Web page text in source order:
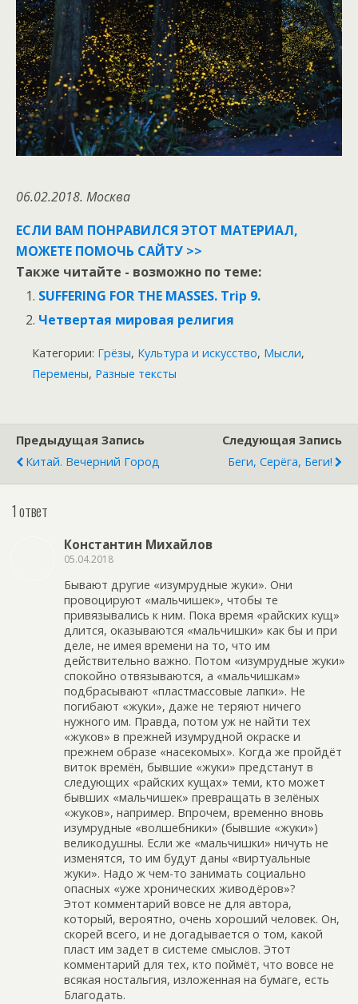
06.02.2018. Москва
ЕСЛИ ВАМ ПОНРАВИЛСЯ ЭТОТ МАТЕРИАЛ,
МОЖЕТЕ ПОМОЧЬ САЙТУ >>
Также читайте - возможно по теме:
SUFFERING FOR THE MASSES. Trip 9.
Четвертая мировая религия
Категории: Грёзы, Культура и искусство, Мысли,
Перемены, Разные тексты
Предыдущая Запись
Китай. Вечерний Город
Следующая Запись
Беги, Серёга, Беги!
1 ответ
Константин Михайлов
05.04.2018
Бывают другие «изумрудные жуки». Они
провоцируют «мальчишек», чтобы те
привязывались к ним. Пока время «райских кущ»
длится, оказываются «мальчишки» как бы и при
деле, не имея времени на то, что им
действительно важно. Потом «изумрудные жуки»
спокойно отвязываются, а «мальчишкам»
подбрасывают «пластмассовые лапки». Не
погибают «жуки», даже не теряют ничего
нужного им. Правда, потом уж не найти тех
«жуков» в прежней изумрудной окраске и
прежнем образе «насекомых». Когда же пройдёт
виток времён, бывшие «жуки» предстанут в
следующих «райских кущах» теми, кто может
бывших «мальчишек» превращать в зелёных
«жуков», например. Впрочем, временно вновь
изумрудные «волшебники» (бывшие «жуки»)
великодушны. Если же «мальчишки» ничуть не
изменятся, то им будут даны «виртуальные
жуки». Надо ж чем-то занимать социально
опасных «уже хронических живодёров»?
Этот комментарий вовсе не для автора,
который, вероятно, очень хороший человек. Он,
скорей всего, и не догадывается о том, какой
пласт им задет в системе смыслов. Этот
комментарий для тех, кто поймёт, что вовсе не
всякая ностальгия, изложенная на бумаге, есть
Благодать.